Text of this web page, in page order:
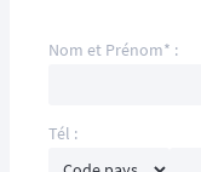
Nom et Prénom* :
Tél :